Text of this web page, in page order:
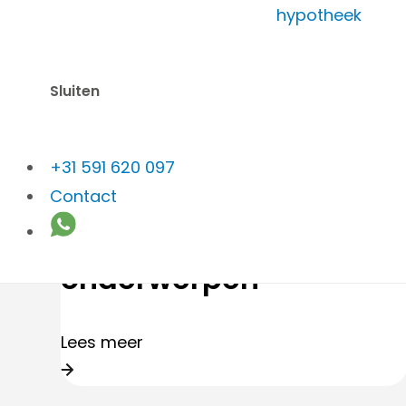
hypotheek
Sluiten
+31 591 620 097
Contact
Persoonlijk advies blijft
belangrijk voor
financiële
onderwerpen
Lees meer